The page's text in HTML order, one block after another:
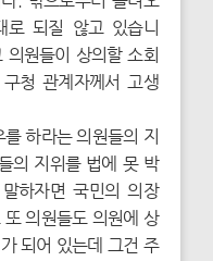
로 되질 않고 있습니
원들이 상의할 소회
청 관계자께서 고생
하라는 의원들의 지
의 지위를 법에 못 박
하자면 국민의 의장
의원들도 의원에 상
되어 있는데 그건 주